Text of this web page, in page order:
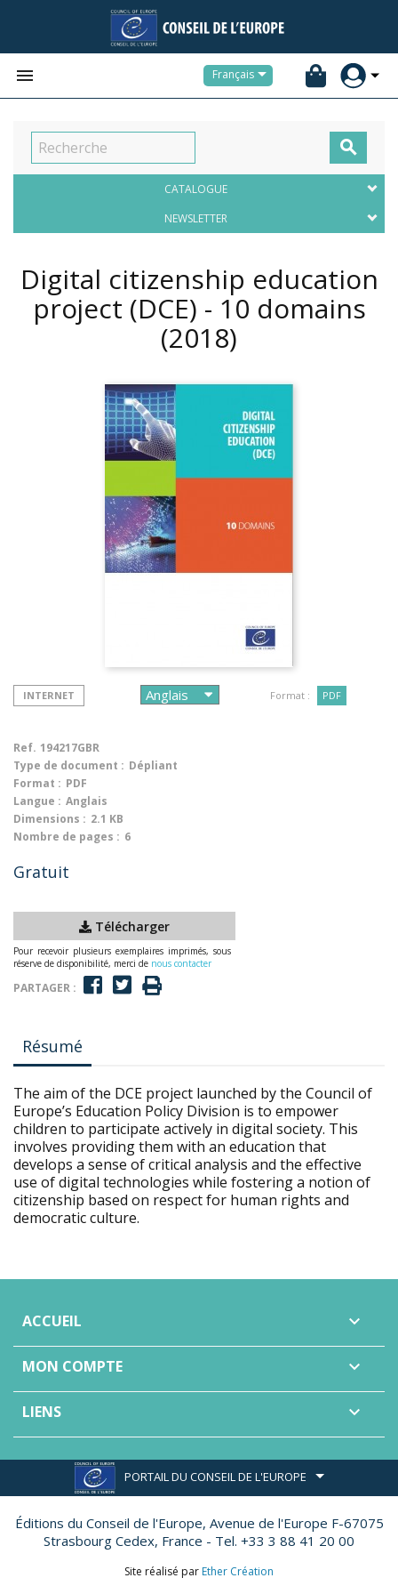
 Français

CATALOGUE
NEWSLETTER
Digital citizenship education
project (DCE) - 10 domains
(2018)
INTERNET Format : PDF
Ref. 194217GBR
Type de document : Dépliant
Format : PDF
Langue : Anglais
Dimensions : 2.1 KB
Nombre de pages : 6
Gratuit
Télécharger
Pour recevoir plusieurs exemplaires imprimés, sous
réserve de disponibilité, merci de nous contacter
PARTAGER :
Résumé
The aim of the DCE project launched by the Council of
Europe’s Education Policy Division is to empower
children to participate actively in digital society. This
involves providing them with an education that
develops a sense of critical analysis and the effective
use of digital technologies while fostering a notion of
citizenship based on respect for human rights and
democratic culture.
ACCUEIL 
MON COMPTE 
LIENS 
PORTAIL DU CONSEIL DE L'EUROPE
Éditions du Conseil de l'Europe, Avenue de l'Europe F-67075
Strasbourg Cedex, France - Tel. +33 3 88 41 20 00
Site réalisé par Ether Création